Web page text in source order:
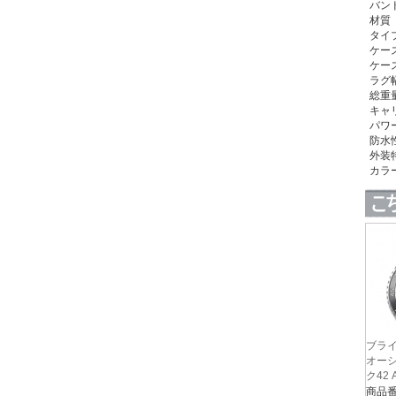
バン
材質
タイ
ケー
ケー
ラグ
総重
キャ
パワ
防水
外装
カラ
ブラ
オー
ク42